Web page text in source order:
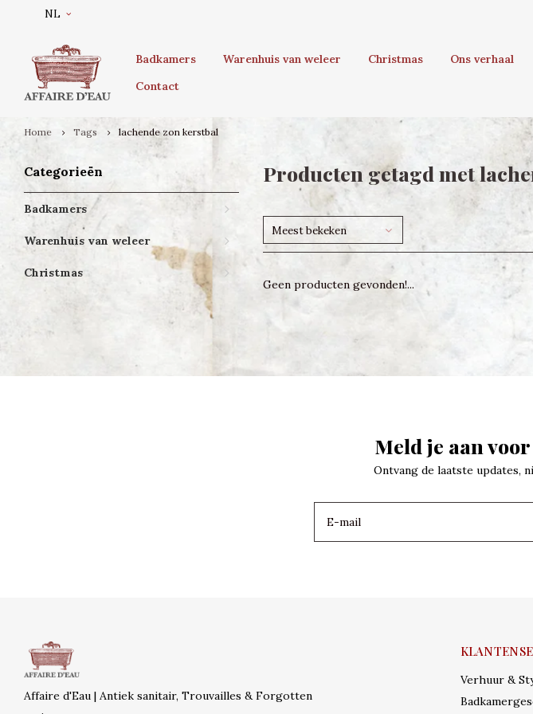
NL
Badkamers Warenhuis van weleer Christmas Ons verhaal
Contact
Home Tags lachende zon kerstbal
Categorieën
Badkamers
Warenhuis van weleer
Christmas
Producten getagd met
Meest bekeken
Geen producten gevonden!...
Meld je aan
Ontvang de laatste updates,
Affaire d'Eau | Antiek sanitair, Trouvailles & Forgotten
Verhuur &